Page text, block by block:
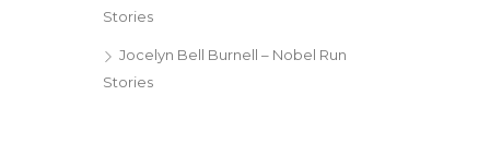
Stories
Jocelyn Bell Burnell – Nobel Run
Stories